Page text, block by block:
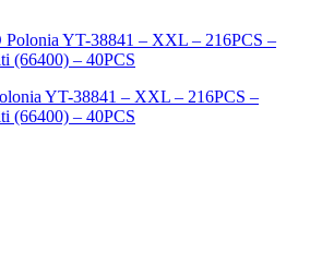
YT-38841 – XXL – 216PCS –
(66400) – 40PCS